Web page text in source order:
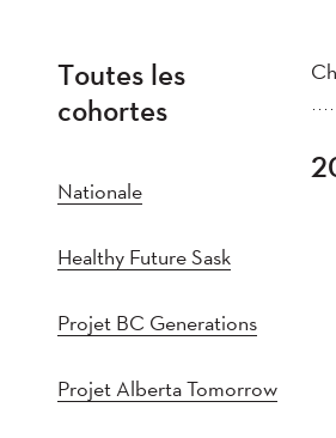
Toutes les
cohortes
Nationale
Healthy Future Sask
Projet BC Generations
Projet Alberta Tomorrow